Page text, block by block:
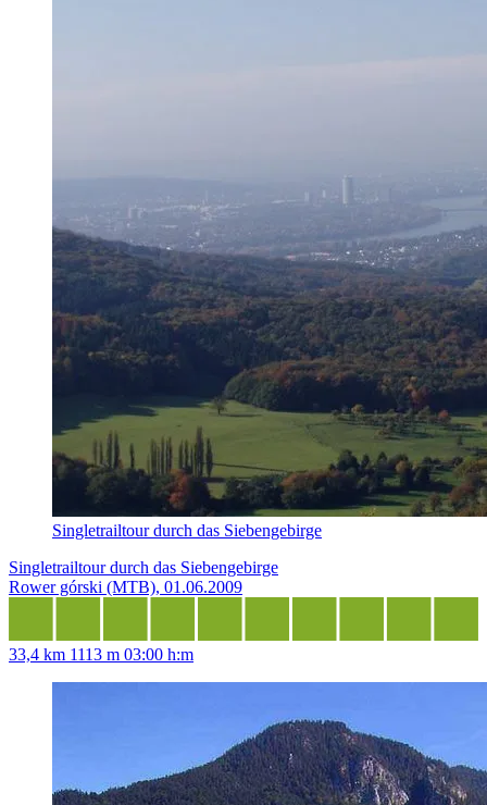
Singletrailtour durch das Siebengebirge
Singletrailtour durch das Siebengebirge
Rower górski (MTB), 01.06.2009
33,4 km 1113 m 03:00 h:m